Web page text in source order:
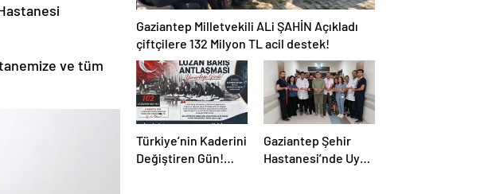
ve tüm
Gaziantep Milletvekili ALi ŞAHİN Açıkladı
çiftçilere 132 Milyon TL acil destek!
Türkiye’nin Kaderini
Değiştiren Gün!
Gaziantep Şehir
Hastanesi’nde Uyku